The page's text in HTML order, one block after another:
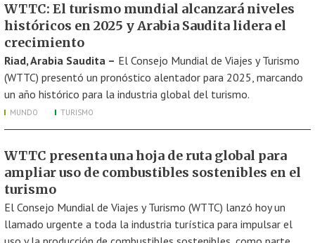
WTTC: El turismo mundial alcanzará niveles
históricos en 2025 y Arabia Saudita lidera el
crecimiento
Riad, Arabia Saudita – El Consejo Mundial de Viajes y Turismo
(WTTC) presentó un pronóstico alentador para 2025, marcando
un año histórico para la industria global del turismo.
MUNDO TURISMO
WTTC presenta una hoja de ruta global para
ampliar uso de combustibles sostenibles en el
turismo
El Consejo Mundial de Viajes y Turismo (WTTC) lanzó hoy un
llamado urgente a toda la industria turística para impulsar el